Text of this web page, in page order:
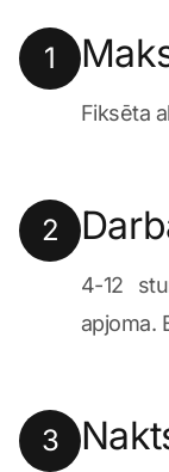
1
Fiksēta
2
4-12
apjoma.
3